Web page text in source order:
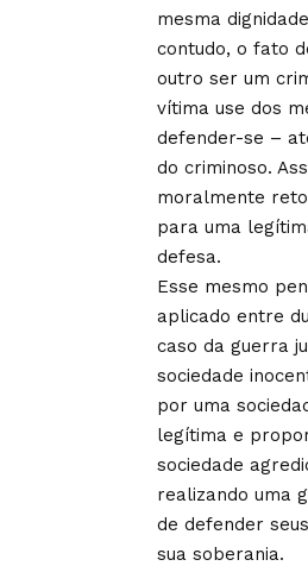
mesma
contudo, o fato
outro ser um
vítima use dos
defender-se –
do criminoso.
moralmente
para uma
defesa.
Esse mesmo
aplicado entre
caso da guerra
sociedade
por uma
legítima e
sociedade
realizando uma
de defender
sua soberania.